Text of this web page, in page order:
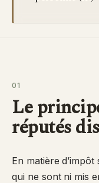
01
Le
réputés
En matière
qui ne sont ni mis